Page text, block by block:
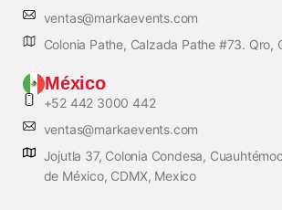
ventas@markaevents.com
Colonia Pathe, Calzada Pathe #73. Qro,
México
+52 442 3000 442
ventas@markaevents.com
Jojutla 37, Colonia Condesa,
de México, CDMX, Mexico